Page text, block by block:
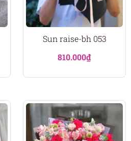
Sun raise-bh 053
810.000₫